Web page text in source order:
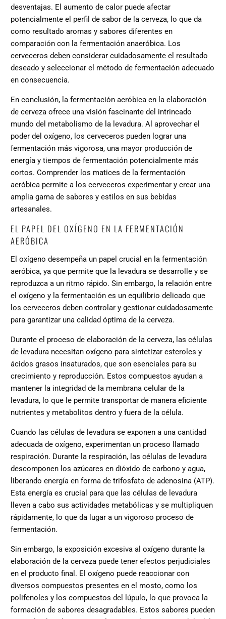
desventajas. El aumento de calor puede afectar
potencialmente el perfil de sabor de la cerveza, lo que da
como resultado aromas y sabores diferentes en
comparación con la fermentación anaeróbica. Los
cerveceros deben considerar cuidadosamente el resultado
deseado y seleccionar el método de fermentación adecuado
en consecuencia.
En conclusión, la fermentación aeróbica en la elaboración
de cerveza ofrece una visión fascinante del intrincado
mundo del metabolismo de la levadura. Al aprovechar el
poder del oxígeno, los cerveceros pueden lograr una
fermentación más vigorosa, una mayor producción de
energía y tiempos de fermentación potencialmente más
cortos. Comprender los matices de la fermentación
aeróbica permite a los cerveceros experimentar y crear una
amplia gama de sabores y estilos en sus bebidas
artesanales.
EL PAPEL DEL OXÍGENO EN LA FERMENTACIÓN
AERÓBICA
El oxígeno desempeña un papel crucial en la fermentación
aeróbica, ya que permite que la levadura se desarrolle y se
reproduzca a un ritmo rápido. Sin embargo, la relación entre
el oxígeno y la fermentación es un equilibrio delicado que
los cerveceros deben controlar y gestionar cuidadosamente
para garantizar una calidad óptima de la cerveza.
Durante el proceso de elaboración de la cerveza, las células
de levadura necesitan oxígeno para sintetizar esteroles y
ácidos grasos insaturados, que son esenciales para su
crecimiento y reproducción. Estos compuestos ayudan a
mantener la integridad de la membrana celular de la
levadura, lo que le permite transportar de manera eficiente
nutrientes y metabolitos dentro y fuera de la célula.
Cuando las células de levadura se exponen a una cantidad
adecuada de oxígeno, experimentan un proceso llamado
respiración. Durante la respiración, las células de levadura
descomponen los azúcares en dióxido de carbono y agua,
liberando energía en forma de trifosfato de adenosina (ATP).
Esta energía es crucial para que las células de levadura
lleven a cabo sus actividades metabólicas y se multipliquen
rápidamente, lo que da lugar a un vigoroso proceso de
fermentación.
Sin embargo, la exposición excesiva al oxígeno durante la
elaboración de la cerveza puede tener efectos perjudiciales
en el producto final. El oxígeno puede reaccionar con
diversos compuestos presentes en el mosto, como los
polifenoles y los compuestos del lúpulo, lo que provoca la
formación de sabores desagradables. Estos sabores pueden